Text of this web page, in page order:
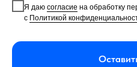
Я даю согласие на обработку
с Политикой